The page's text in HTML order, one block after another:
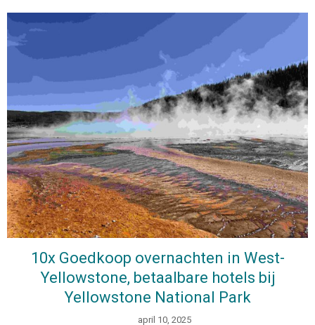
10x Goedkoop overnachten in West-
Yellowstone, betaalbare hotels bij
Yellowstone National Park
april 10, 2025